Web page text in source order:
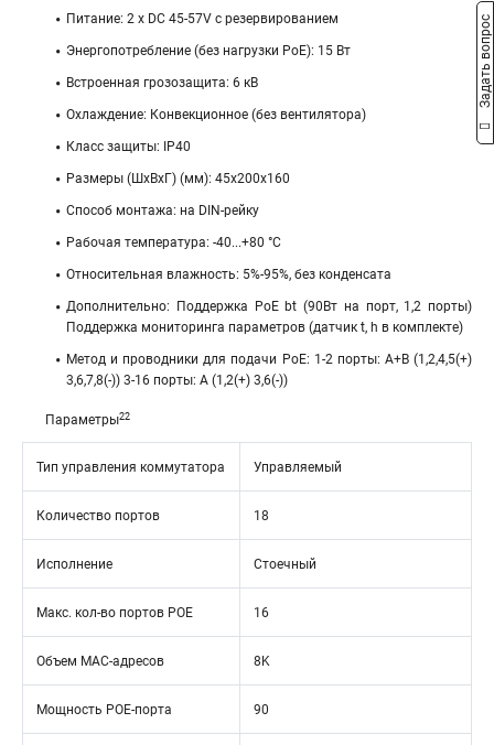
Питание: 2 х DC 45-57V с резервированием
Энергопотребление (без нагрузки PoE): 15 Вт
Встроенная грозозащита: 6 кВ
Охлаждение: Конвекционное (без вентилятора)
Класс защиты: IP40
Размеры (ШхВхГ) (мм): 45x200x160
Способ монтажа: на DIN-рейку
Рабочая температура: -40...+80 °С
Относительная влажность: 5%-95%, без конденсата
Дополнительно: Поддержка PoE bt (90Вт на порт, 1,2 порты)
Поддержка мониторинга параметров (датчик t, h в комплекте)
Метод и проводники для подачи PoE: 1-2 порты: A+B (1,2,4,5(+)
3,6,7,8(-)) 3-16 порты: A (1,2(+) 3,6(-))
Параметры22
Тип управления коммутатора Управляемый
Количество портов 18
Исполнение Стоечный
Макс. кол-во портов POE 16
Объем MAC-адресов 8K
Мощность POE-порта 90
Задать вопрос